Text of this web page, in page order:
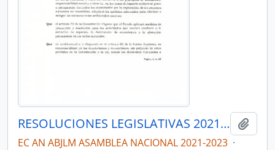
RESOLUCIONES LEGISLATIVAS 2021-2023
EC AN ABJLM ASAMBLEA NACIONAL 2021-2023 ·